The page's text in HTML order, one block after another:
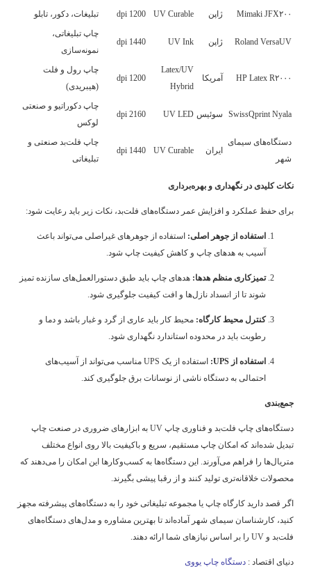
Mimaki JFX۲۰۰ ژاپن UV Curable
1200 dpi تبلیغات، دکور، تابلو
Roland VersaUV ژاپن UV Ink
1440 dpi
چاپ تبلیغاتی،
نمونه‌سازی
HP Latex R۲۰۰۰ آمریکا
Latex/UV
Hybrid
1200 dpi
چاپ رول و فلت
(هیبریدی)
SwissQprint Nyala سوئیس UV LED
2160 dpi
چاپ دکوراتیو و صنعتی
لوکس
دستگاه‌های سیمای
شهر
ایران UV Curable
1440 dpi
چاپ فلت‌بد صنعتی و
تبلیغاتی
نکات کلیدی در نگهداری و بهره‌برداری
برای حفظ عملکرد و افزایش عمر دستگاه‌های فلت‌بد، نکات زیر باید رعایت شود:
استفاده از جوهر اصلی: استفاده از جوهرهای غیراصلی می‌تواند باعث
آسیب به هدهای چاپ و کاهش کیفیت چاپ شود.
تمیزکاری منظم هدها:هدهای چاپ باید طبق دستورالعمل‌های سازنده تمیز
شوند تا از انسداد نازل‌ها و افت کیفیت جلوگیری شود.
کنترل محیط کارگاه:محیط کار باید عاری از گرد و غبار باشد و دما و
رطوبت باید در محدوده استاندارد نگهداری شود.
استفاده از UPS:
استفاده از یک UPS مناسب می‌تواند از آسیب‌های
احتمالی به دستگاه ناشی از نوسانات برق جلوگیری کند.
جمع‌بندی
دستگاه‌های چاپ فلت‌بد و فناوری چاپ UV به ابزارهای ضروری در صنعت چاپ
تبدیل شده‌اند که امکان چاپ مستقیم، سریع و باکیفیت بالا روی انواع مختلف
متریال‌ها را فراهم می‌آورند. این دستگاه‌ها به کسب‌وکارها این امکان را می‌دهند که
محصولات خلاقانه‌تری تولید کنند و از رقبا پیشی بگیرند.
اگر قصد دارید کارگاه چاپ یا مجموعه تبلیغاتی خود را به دستگاه‌های پیشرفته مجهز
کنید، کارشناسان سیمای شهر آماده‌اند تا بهترین مشاوره و مدل‌های دستگاه‌های
فلت‌بد و UV را بر اساس نیازهای شما ارائه دهند.
دنیای اقتصاد : دستگاه چاپ یووی